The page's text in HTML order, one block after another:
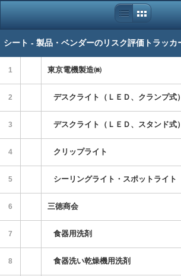
1 東京電機製造㈱
2 デスクライト（ＬＥＤ、クランプ式）
3 デスクライト（ＬＥＤ、スタンド式）
4 クリップライト
5 シーリングライト・スポットライト
6 三徳商会
7 食器用洗剤
8 食器洗い乾燥機用洗剤